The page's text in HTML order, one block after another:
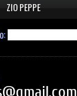
ZIO PEPPE